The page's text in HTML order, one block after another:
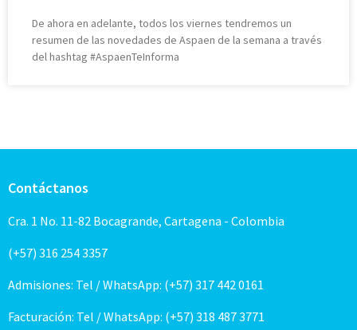
De ahora en adelante, todos los viernes tendremos un
resumen de las novedades de Aspaen de la semana a través
del hashtag #AspaenTeInforma
Contáctanos
Cra. 1 No. 11-82 Bocagrande, Cartagena - Colombia
(+57) 316 254 3357
Admisiones: Tel / WhatsApp: (+57) 317 442 0161
Facturación: Tel / WhatsApp: (+57) 318 487 3771